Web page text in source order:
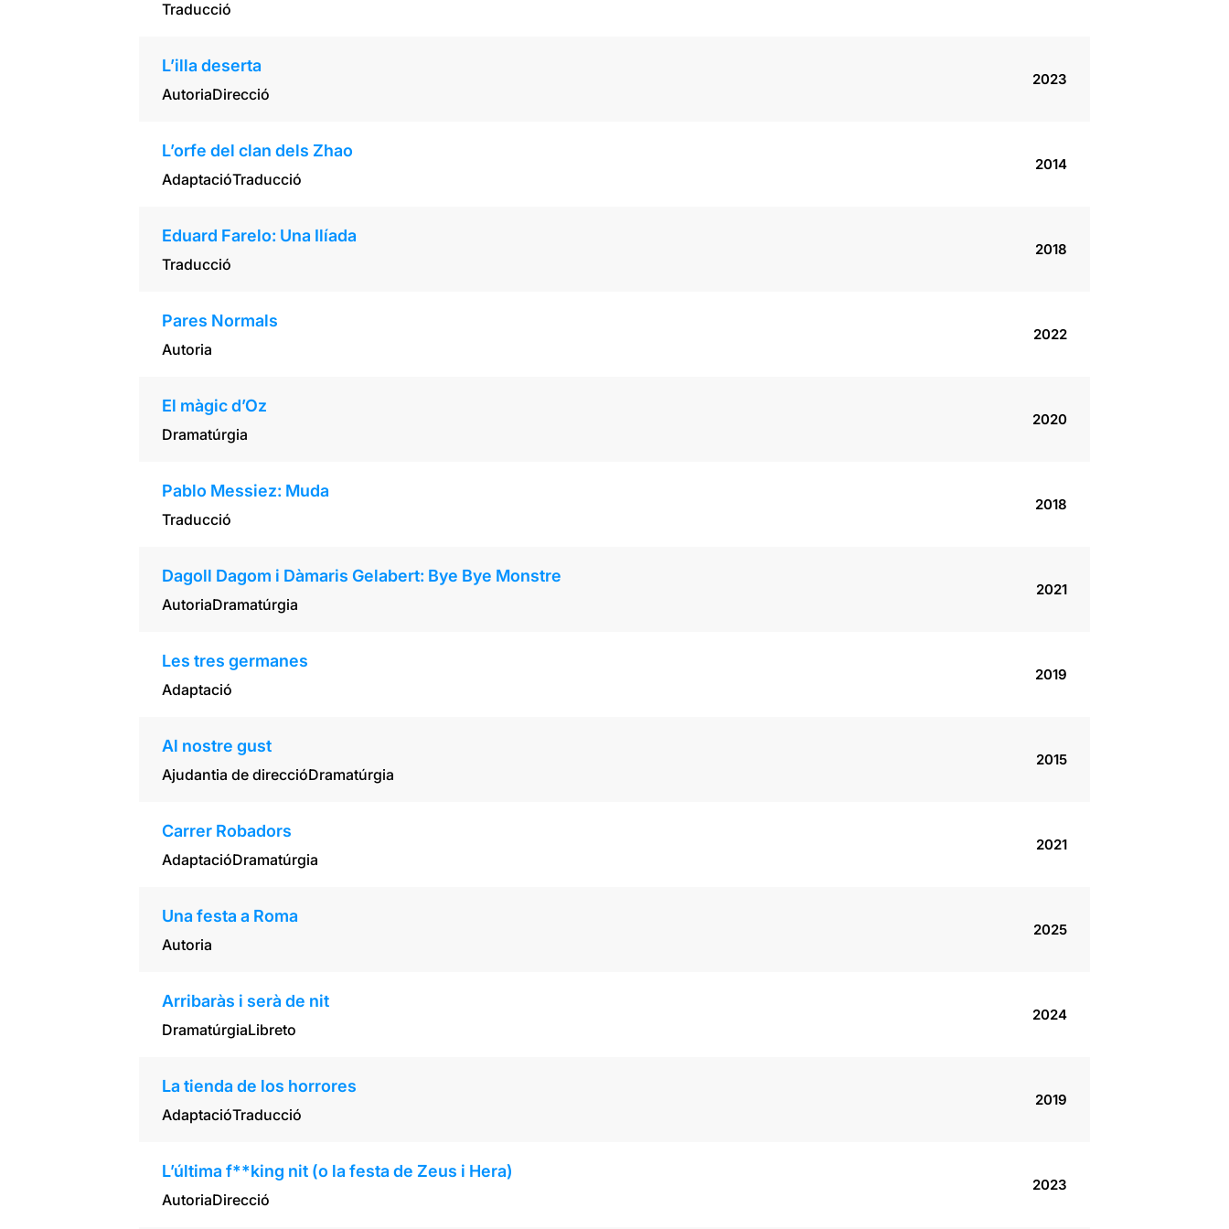
Traducció
L’illa deserta
AutoriaDirecció
2023
L’orfe del clan dels Zhao
AdaptacióTraducció
2014
Eduard Farelo: Una Ilíada
Traducció
2018
Pares Normals
Autoria
2022
El màgic d’Oz
Dramatúrgia
2020
Pablo Messiez: Muda
Traducció
2018
Dagoll Dagom i Dàmaris Gelabert: Bye Bye Monstre
AutoriaDramatúrgia
2021
Les tres germanes
Adaptació
2019
Al nostre gust
Ajudantia de direccióDramatúrgia
2015
Carrer Robadors
AdaptacióDramatúrgia
2021
Una festa a Roma
Autoria
2025
Arribaràs i serà de nit
DramatúrgiaLibreto
2024
La tienda de los horrores
AdaptacióTraducció
2019
L’última f**king nit (o la festa de Zeus i Hera)
AutoriaDirecció
2023